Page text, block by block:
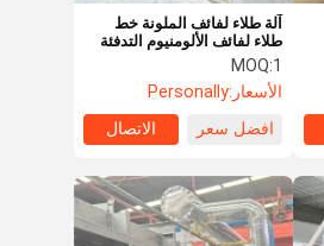
آلة طلاء لفائف الملونة خط
طلاء لفائف الألومنيوم التدفئة
الكهربائية التدفئة الغازية
MOQ:1
الأسعار:Personally
افضل سعر
الاتصال